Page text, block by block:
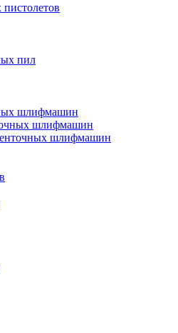
пил
шлифмашин
шлифмашин
шлифмашин